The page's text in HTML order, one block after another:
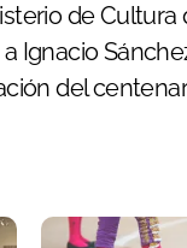
de Cultura
Ignacio
del